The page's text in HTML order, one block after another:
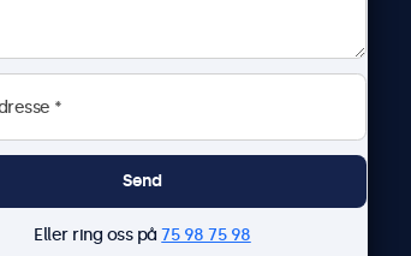
Send
Eller ring oss på75 98 75 98